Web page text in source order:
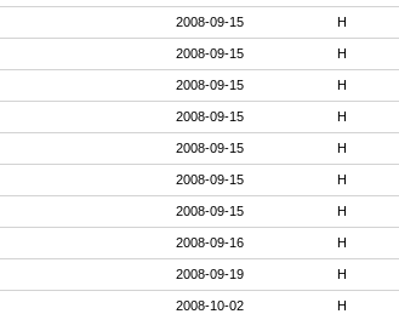
2008-09-15 H
2008-09-15 H
2008-09-15 H
2008-09-15 H
2008-09-15 H
2008-09-15 H
2008-09-15 H
2008-09-16 H
2008-09-19 H
2008-10-02 H